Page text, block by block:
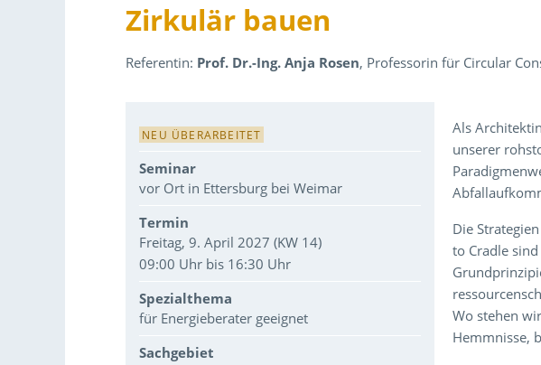
Zirkulär bauen
Referentin: Prof. Dr.-Ing. Anja Rosen, Professorin für Circular
Veranstaltungsdaten
NEU ÜBERARBEITET
Seminar
vor Ort in Ettersburg bei Weimar
Termin
Freitag, 9. April 2027 (KW 14)
09:00 Uhr bis 16:30 Uhr
Spezialthema
für Energieberater geeignet
Sachgebiet
Als
unserer
Die
to Cradle
Wo stehen
Hemmnisse,